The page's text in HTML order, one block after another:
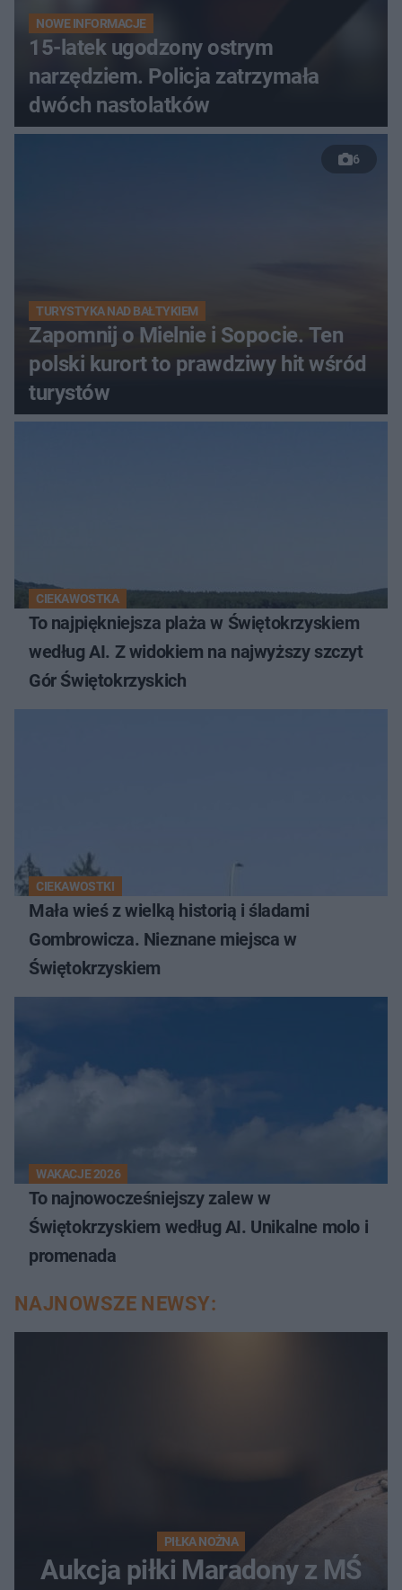
NOWE INFORMACJE
15-latek ugodzony ostrym
narzędziem. Policja zatrzymała
dwóch nastolatków
6
TURYSTYKA NAD BAŁTYKIEM
Zapomnij o Mielnie i Sopocie. Ten
polski kurort to prawdziwy hit wśród
turystów
CIEKAWOSTKA
To najpiękniejsza plaża w Świętokrzyskiem
według AI. Z widokiem na najwyższy szczyt
Gór Świętokrzyskich
CIEKAWOSTKI
Mała wieś z wielką historią i śladami
Gombrowicza. Nieznane miejsca w
Świętokrzyskiem
WAKACJE 2026
To najnowocześniejszy zalew w
Świętokrzyskiem według AI. Unikalne molo i
promenada
NAJNOWSZE NEWSY:
PIŁKA NOŻNA
Aukcja piłki Maradony z MŚ